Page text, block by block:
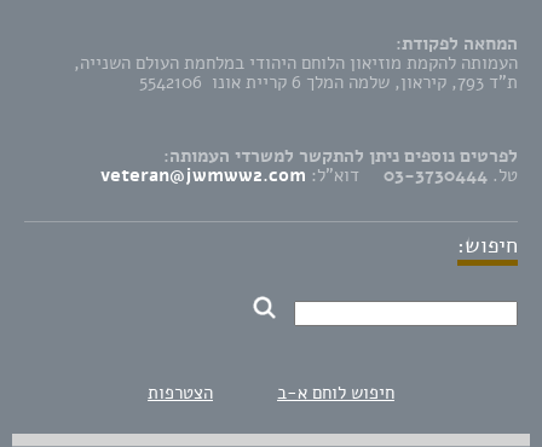
המחאה לפקודת:
העמותה להקמת מוזיאון הלוחם היהודי במלחמת העולם השנייה,
ת"ד 793, קיראון, שלמה המלך 6 קריית אונו 5542106
לפרטים נוספים ניתן להתקשר למשרדי העמותה:
טל. 03-3730444 דוא"ל: veteran@jwmww2.com
חיפוש:
חיפוש לוחם א-ב הצטרפות